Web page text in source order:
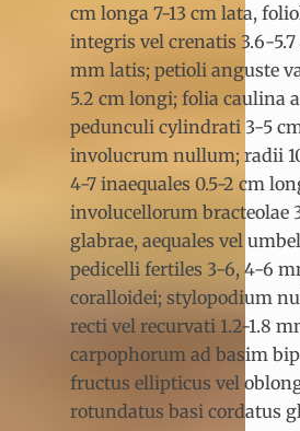
cm longa 7-13 cm lata,
integris vel crenatis 3.6-
mm latis; petioli anguste
5.2 cm longi; folia caulina
pedunculi cylindrati 3-5
involucrum nullum; radii
4-7 inaequales 0.5-2 cm
involucellorum bracteolae
glabrae, aequales vel
pedicelli fertiles 3-6, 4-6
coralloidei; stylopodium
recti vel recurvati 1.2-1.8
carpophorum ad basim
fructus ellipticus vel
rotundatus basi cordatus